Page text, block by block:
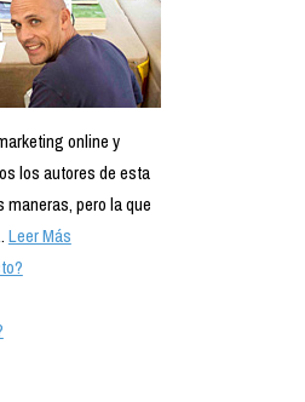
online y
los autores de esta
pero la que
Leer Más